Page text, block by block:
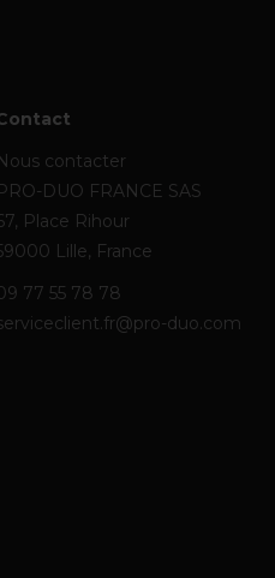
contacter
DUO FRANCE SAS
Place Rihour
Lille, France
77 55 78 78
duo.com